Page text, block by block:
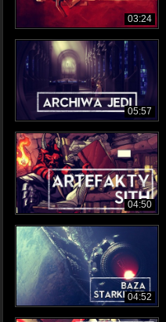
03:24
05:57
04:50
04:52